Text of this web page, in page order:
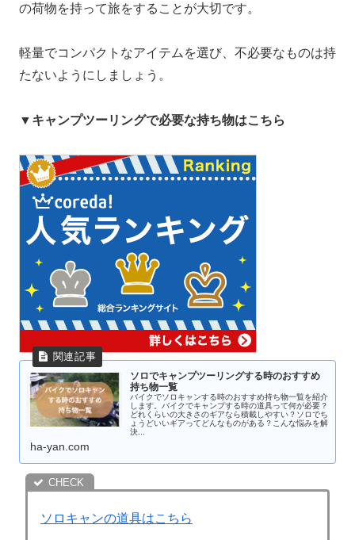
の荷物を持って旅をすることが大切です。
軽量でコンパクトなアイテムを選び、不必要なものは持
たないようにしましょう。
▼キャンプツーリングで必要な持ち物はこちら
ソロでキャンプツーリングする時のおすすめ
持ち物一覧
バイクでソロキャンする時のおすすめ持ち物一覧を紹介
します。バイクでキャンプする時の道具って何が必要？
どれくらいの大きさのギアなら積載しやすい？ソロでち
ょうどいいギアってどんなものがある？こんな悩みを解
決...
ha-yan.com
ソロキャンの道具はこちら